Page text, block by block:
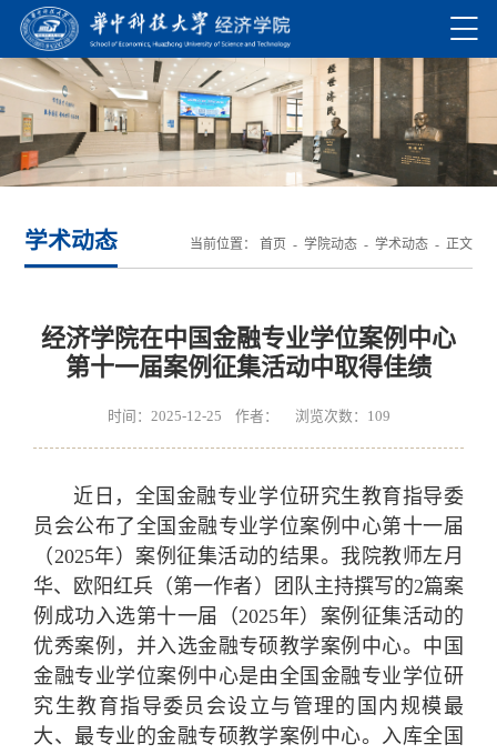
学术动态 当前位置： 首页 - 学院动态- 学术动态- 正文
经济学院在中国金融专业学位案例中心
第十一届案例征集活动中取得佳绩
时间：2025-12-25 作者： 浏览次数： 109
近日，全国金融专业学位研究生教育指导委
员会公布了全国金融专业学位案例中心第十一届
（2025年）案例征集活动的结果。我院教师左月
华、欧阳红兵（第一作者）团队主持撰写的2篇案
例成功入选第十一届（2025年）案例征集活动的
优秀案例，并入选金融专硕教学案例中心。中国
金融专业学位案例中心是由全国金融专业学位研
究生教育指导委员会设立与管理的国内规模最
大、最专业的金融专硕教学案例中心。入库全国